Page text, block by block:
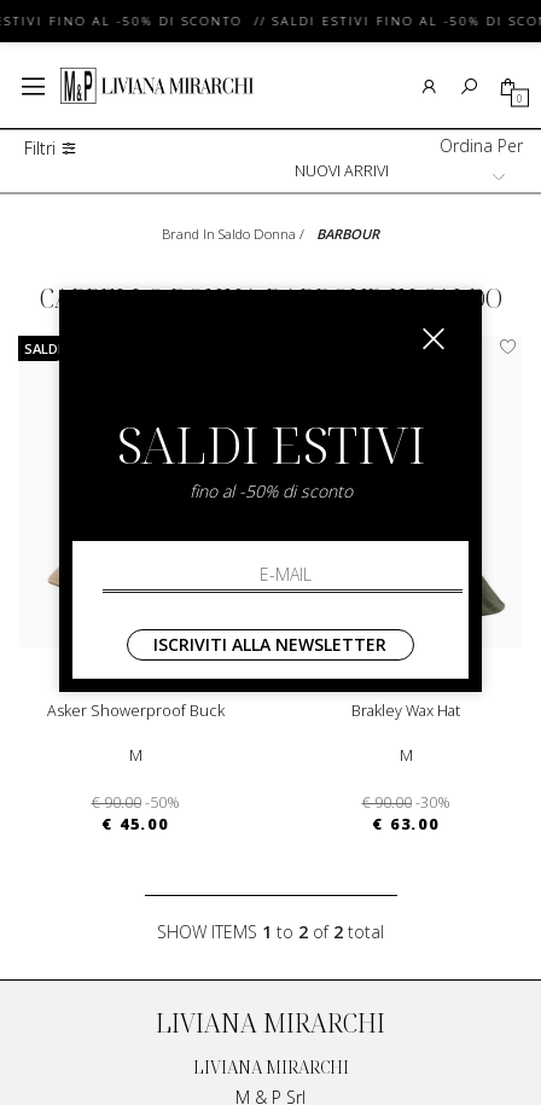
FINO AL -50% DI SCONTO // SALDI ESTIVI FINO AL -50% DI
0
Filtri Ordina Per
Brand In Saldo Donna / BARBOUR
CAPPELLO DONNA BARBOUR IN SALDO
SALDI
barbour
Asker Showerproof Buck
M
€ 90.00 -50%
€ 45.00
barbour
Brakley Wax Hat
M
€ 90.00 -30%
€ 63.00
SHOW ITEMS 1 to 2 of 2 total
LIVIANA MIRARCHI
LIVIANA MIRARCHI
M & P Srl
SALDI ESTIVI
fino al -50% di sconto
ISCRIVITI ALLA NEWSLETTER